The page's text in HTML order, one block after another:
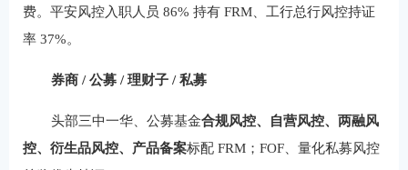
费。平安风控入职人员 86% 持有 FRM、工行总行风控持证
率 37%。
券商 / 公募 / 理财子 / 私募
头部三中一华、公募基金合规风控、自营风控、两融风
控、衍生品风控、产品备案标配 FRM；FOF、量化私募风控